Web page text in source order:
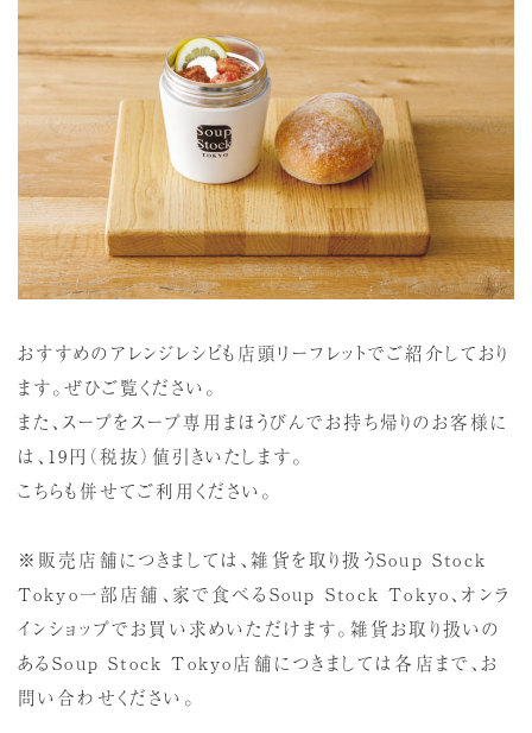
おすすめのアレンジレシピも店頭リーフレットでご紹介しており
ます。ぜひご覧ください。
また、スープをスープ専用まほうびんでお持ち帰りのお客様に
は、19円（税抜）値引きいたします。
こちらも併せてご利用ください。
※販売店舗につきましては、雑貨を取り扱うSoup Stock
Tokyo一部店舗、家で食べるSoup Stock Tokyo、オンラ
インショップでお買い求めいただけます。雑貨お取り扱いの
あるSoup Stock Tokyo店舗につきましては各店まで、お
問い合わせください。